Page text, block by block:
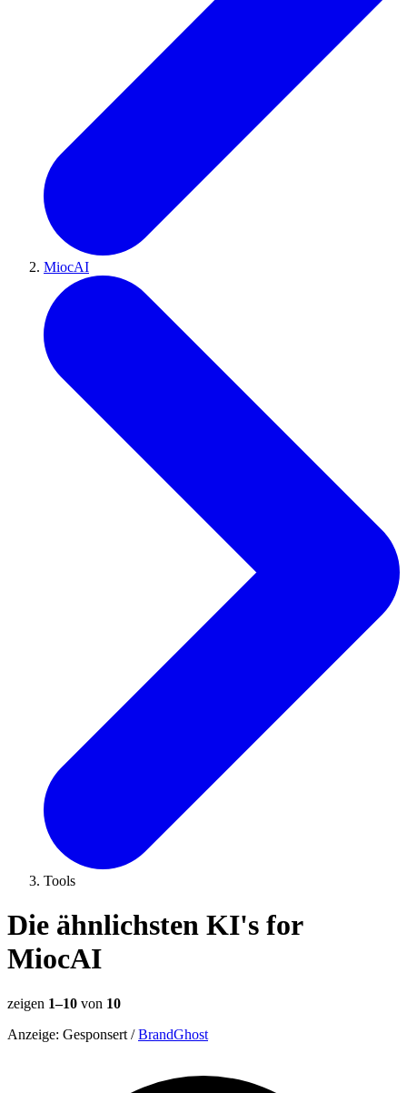
MiocAI
Tools
Die ähnlichsten KI's for
MiocAI
zeigen 1–10 von 10
Anzeige: Gesponsert / BrandGhost